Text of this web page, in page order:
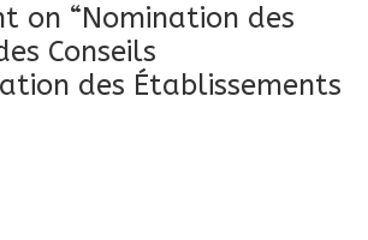
on “Nomination des
Conseils
des Établissements